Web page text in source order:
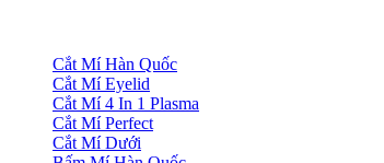
Cắt Mí Hàn Quốc
Cắt Mí Eyelid
Cắt Mí 4 In 1 Plasma
Cắt Mí Perfect
Cắt Mí Dưới